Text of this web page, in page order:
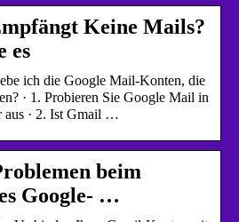
Keine Mails?
es
ich die Google Mail-Konten, die
· 1. Probieren Sie Google Mail in
aus · 2. Ist Gmail …
beim
Google- …